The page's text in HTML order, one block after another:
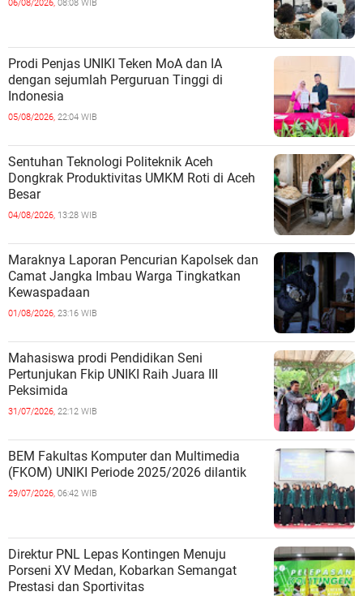
06/08/2026, 08:08 WIB
Prodi Penjas UNIKI Teken MoA dan IA
dengan sejumlah Perguruan Tinggi di
Indonesia
05/08/2026, 22:04 WIB
Sentuhan Teknologi Politeknik Aceh
Dongkrak Produktivitas UMKM Roti di Aceh
Besar
04/08/2026, 13:28 WIB
Maraknya Laporan Pencurian Kapolsek dan
Camat Jangka Imbau Warga Tingkatkan
Kewaspadaan
01/08/2026, 23:16 WIB
Mahasiswa prodi Pendidikan Seni
Pertunjukan Fkip UNIKI Raih Juara III
Peksimida
31/07/2026, 22:12 WIB
BEM Fakultas Komputer dan Multimedia
(FKOM) UNIKI Periode 2025/2026 dilantik
29/07/2026, 06:42 WIB
Direktur PNL Lepas Kontingen Menuju
Porseni XV Medan, Kobarkan Semangat
Prestasi dan Sportivitas